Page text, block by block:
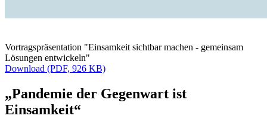
Vortragspräsentation "Einsamkeit sichtbar machen - gemeinsam
Lösungen entwickeln"
Download (PDF, 926 KB)
„Pandemie der Gegenwart ist
Einsamkeit“